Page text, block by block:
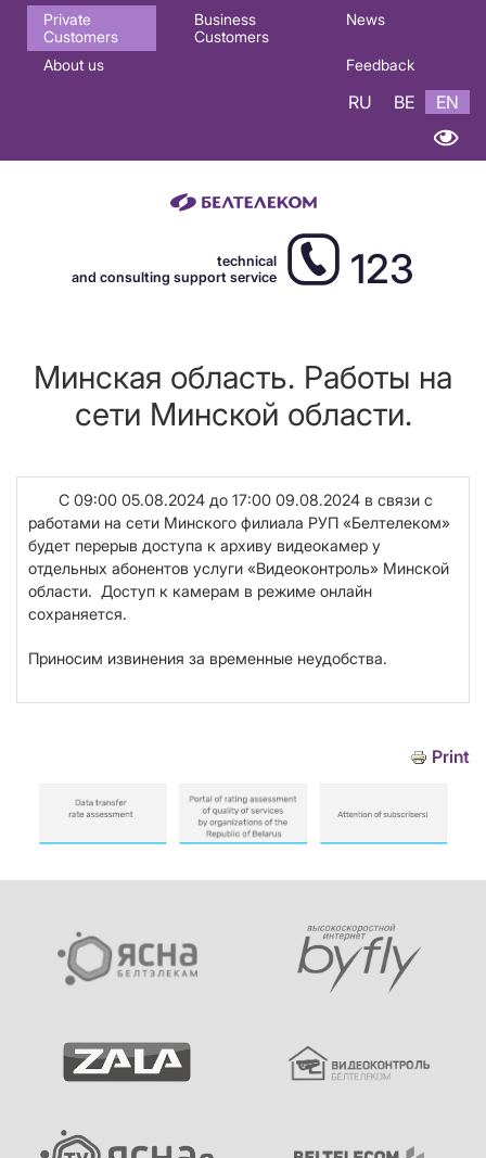
Основная
навигация
Private
Customers
Business
Customers
News
About us Feedback
RU BE EN
technical
and consulting support service
123
Минская область. Работы на
сети Минской области.
С 09:00 05.08.2024 до 17:00 09.08.2024 в связи с
работами на сети Минского филиала РУП «Белтелеком»
будет перерыв доступа к архиву видеокамер у
отдельных абонентов услуги «Видеоконтроль» Минской
области. Доступ к камерам в режиме онлайн
сохраняется.
Приносим извинения за временные неудобства.
Print